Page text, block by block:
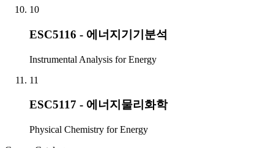
10
ESC5116 - 에너지기기분석
Instrumental Analysis for Energy
11
ESC5117 - 에너지물리화학
Physical Chemistry for Energy